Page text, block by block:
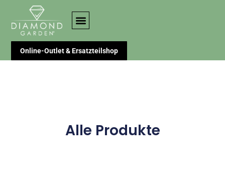
Online-Outlet & Ersatzteilshop
Alle Produkte